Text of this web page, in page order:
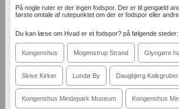
På nogle ruter er der ingen fodspor. Der er til gengæld
første omtale af rutepunktet om der er fodspor eller andre
Du kan læse om Hvad er et fodspor? på følgende steder:
Kongenshus Mogenstrup Strand Glyngøre
Skive Kirker Lundø By Daugbjerg
Kongenshus Mindepark Museum Kongenshus